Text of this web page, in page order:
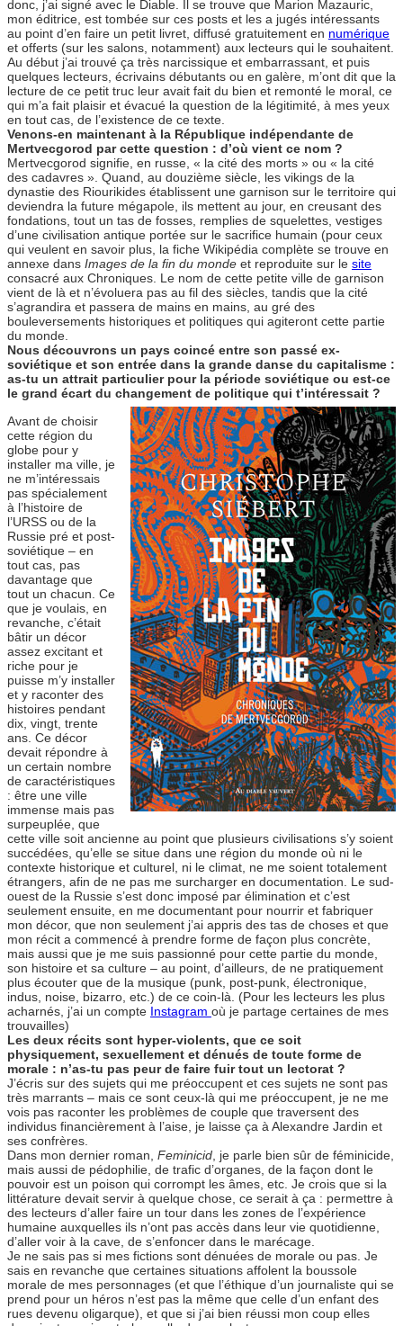
donc, j’ai signé avec le Diable. Il se trouve que Marion Mazauric,
mon éditrice, est tombée sur ces posts et les a jugés intéressants
au point d’en faire un petit livret, diffusé gratuitement en numérique
et offerts (sur les salons, notamment) aux lecteurs qui le souhaitent.
Au début j’ai trouvé ça très narcissique et embarrassant, et puis
quelques lecteurs, écrivains débutants ou en galère, m’ont dit que la
lecture de ce petit truc leur avait fait du bien et remonté le moral, ce
qui m’a fait plaisir et évacué la question de la légitimité, à mes yeux
en tout cas, de l’existence de ce texte.
Venons-en maintenant à la République indépendante de
Mertvecgorod par cette question : d’où vient ce nom ?
Mertvecgorod signifie, en russe, « la cité des morts » ou « la cité
des cadavres ». Quand, au douzième siècle, les vikings de la
dynastie des Riourikides établissent une garnison sur le territoire qui
deviendra la future mégapole, ils mettent au jour, en creusant des
fondations, tout un tas de fosses, remplies de squelettes, vestiges
d’une civilisation antique portée sur le sacrifice humain (pour ceux
qui veulent en savoir plus, la fiche Wikipédia complète se trouve en
annexe dans Images de la fin du monde et reproduite sur le site
consacré aux Chroniques. Le nom de cette petite ville de garnison
vient de là et n’évoluera pas au fil des siècles, tandis que la cité
s’agrandira et passera de mains en mains, au gré des
bouleversements historiques et politiques qui agiteront cette partie
du monde.
Nous découvrons un pays coincé entre son passé ex-
soviétique et son entrée dans la grande danse du capitalisme :
as-tu un attrait particulier pour la période soviétique ou est-ce
le grand écart du changement de politique qui t’intéressait ?
Avant de choisir
cette région du
globe pour y
installer ma ville, je
ne m’intéressais
pas spécialement
à l’histoire de
l’URSS ou de la
Russie pré et post-
soviétique – en
tout cas, pas
davantage que
tout un chacun. Ce
que je voulais, en
revanche, c’était
bâtir un décor
assez excitant et
riche pour je
puisse m’y installer
et y raconter des
histoires pendant
dix, vingt, trente
ans. Ce décor
devait répondre à
un certain nombre
de caractéristiques
: être une ville
immense mais pas
surpeuplée, que
cette ville soit ancienne au point que plusieurs civilisations s’y soient
succédées, qu’elle se situe dans une région du monde où ni le
contexte historique et culturel, ni le climat, ne me soient totalement
étrangers, afin de ne pas me surcharger en documentation. Le sud-
ouest de la Russie s’est donc imposé par élimination et c’est
seulement ensuite, en me documentant pour nourrir et fabriquer
mon décor, que non seulement j’ai appris des tas de choses et que
mon récit a commencé à prendre forme de façon plus concrète,
mais aussi que je me suis passionné pour cette partie du monde,
son histoire et sa culture – au point, d’ailleurs, de ne pratiquement
plus écouter que de la musique (punk, post-punk, électronique,
indus, noise, bizarro, etc.) de ce coin-là. (Pour les lecteurs les plus
acharnés, j’ai un compte Instagram où je partage certaines de mes
trouvailles)
Les deux récits sont hyper-violents, que ce soit
physiquement, sexuellement et dénués de toute forme de
morale : n’as-tu pas peur de faire fuir tout un lectorat ?
J’écris sur des sujets qui me préoccupent et ces sujets ne sont pas
très marrants – mais ce sont ceux-là qui me préoccupent, je ne me
vois pas raconter les problèmes de couple que traversent des
individus financièrement à l’aise, je laisse ça à Alexandre Jardin et
ses confrères.
Dans mon dernier roman, Feminicid , je parle bien sûr de féminicide,
mais aussi de pédophilie, de trafic d’organes, de la façon dont le
pouvoir est un poison qui corrompt les âmes, etc. Je crois que si la
littérature devait servir à quelque chose, ce serait à ça : permettre à
des lecteurs d’aller faire un tour dans les zones de l’expérience
humaine auxquelles ils n’ont pas accès dans leur vie quotidienne,
d’aller voir à la cave, de s’enfoncer dans le marécage.
Je ne sais pas si mes fictions sont dénuées de morale ou pas. Je
sais en revanche que certaines situations affolent la boussole
morale de mes personnages (et que l’éthique d’un journaliste qui se
prend pour un héros n’est pas la même que celle d’un enfant des
rues devenu oligarque), et que si j’ai bien réussi mon coup elles